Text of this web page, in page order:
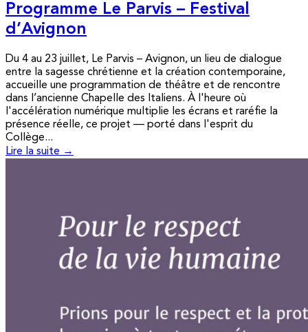
Programme Le Parvis – Festival
d’Avignon
Du 4 au 23 juillet, Le Parvis – Avignon, un lieu de dialogue
entre la sagesse chrétienne et la création contemporaine,
accueille une programmation de théâtre et de rencontre
dans l’ancienne Chapelle des Italiens. À l'heure où
l'accélération numérique multiplie les écrans et raréfie la
présence réelle, ce projet — porté dans l'esprit du
Collège...
Lire la suite →